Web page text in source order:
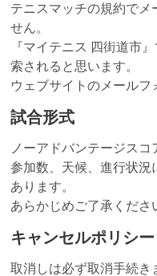
テニスマッチの規約でメ
せん。
『マイテニス 四街道市
索されると思います。
ウェブサイトのメールフ
試合形式
ノーアドバンテージスコ
参加数、天候、進行状況
あります。
あらかじめご了承くださ
キャンセルポリシー
取消しは必ず取消手続き